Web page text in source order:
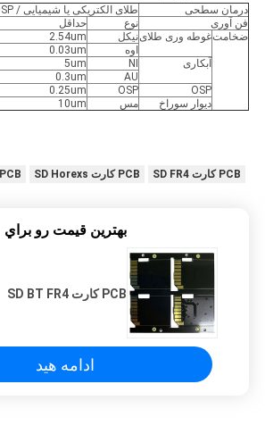
درمان سطحی
طلای الکتریکی یا شیمیایی / OSP
فن آوری
نوع حداقل
ضخامتغوطه وری طلاینیکل 2.54um
اوه
0.03um
آبکاری
NI
5um
AU
0.3um
OSP
OSP
0.25um
دیوار سوراخ
مس 10um
PCB کارت SD FR4 PCB کارت SD Horexs PCB چند لایه 0.15 میلی متر
بهترين قيمت رو براي
PCB کارت SD BT FR4
ادامه هید